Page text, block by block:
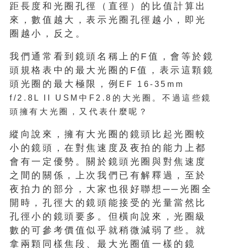
距長度和光圈孔徑（直徑）的比值計算出
來，數值越大，表示光圈孔徑越小，即光
圈越小，反之。
我們通常看到鏡頭名稱上的F值，會等於鏡
頭規格表中的最大光圈的F值，表示這顆鏡
頭光圈的最大極限，例 EF 16-35mm
f/2.8L II USM中F2.8的大光圈。不過這些鏡
頭擁有大光圈，又代表什麼呢？
縱向說來，擁有大光圈的鏡頭比起光圈較
小的鏡頭，在對焦速度及夜拍的能力上都
會有一定優勢。關於鏡頭光圈與對焦速度
之間的關係，上次我們已有解釋過，至於
夜拍力的部分，大家也很好聯想──光圈全
開時，孔徑大的鏡頭能接受的光量當然比
孔徑小的鏡頭要多。但橫向說來，光圈級
數的可參考價值似乎就稍微減弱了些。就
拿兩顆同樣焦段、最大光圈值一樣的鏡